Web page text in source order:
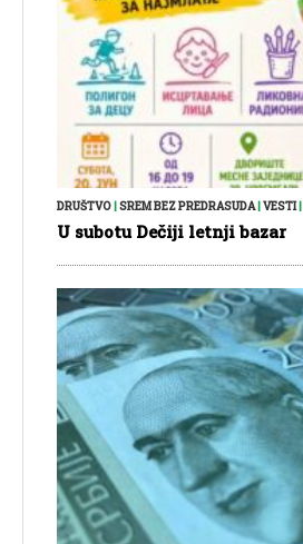
DRUŠTVO|SREM BEZ PREDRASUDA|VESTI|
U subotu Dečiji letnji bazar